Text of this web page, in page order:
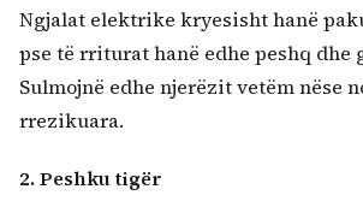
Ngjalat elektrike kryesisht hanë
pse të rriturat hanë edhe peshq dhe
Sulmojnë edhe njerëzit vetëm nëse
rrezikuara.
2. Peshku tigër